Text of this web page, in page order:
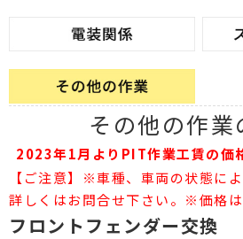
その他の作業
2023年1月よりPIT作業工賃の価
【ご注意】※車種、車両の状態に
詳しくはお問合せ下さい。※価格は
フロントフェンダー交換